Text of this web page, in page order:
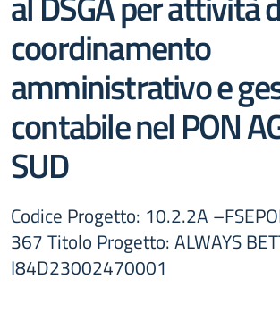
coordinamento
amministrativo e
contabile nel PON
SUD
Codice Progetto: 10.2.2A
367 Titolo Progetto: ALWAYS
I84D23002470001